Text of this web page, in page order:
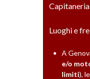
Luoghi e
A
e/o
limiti),